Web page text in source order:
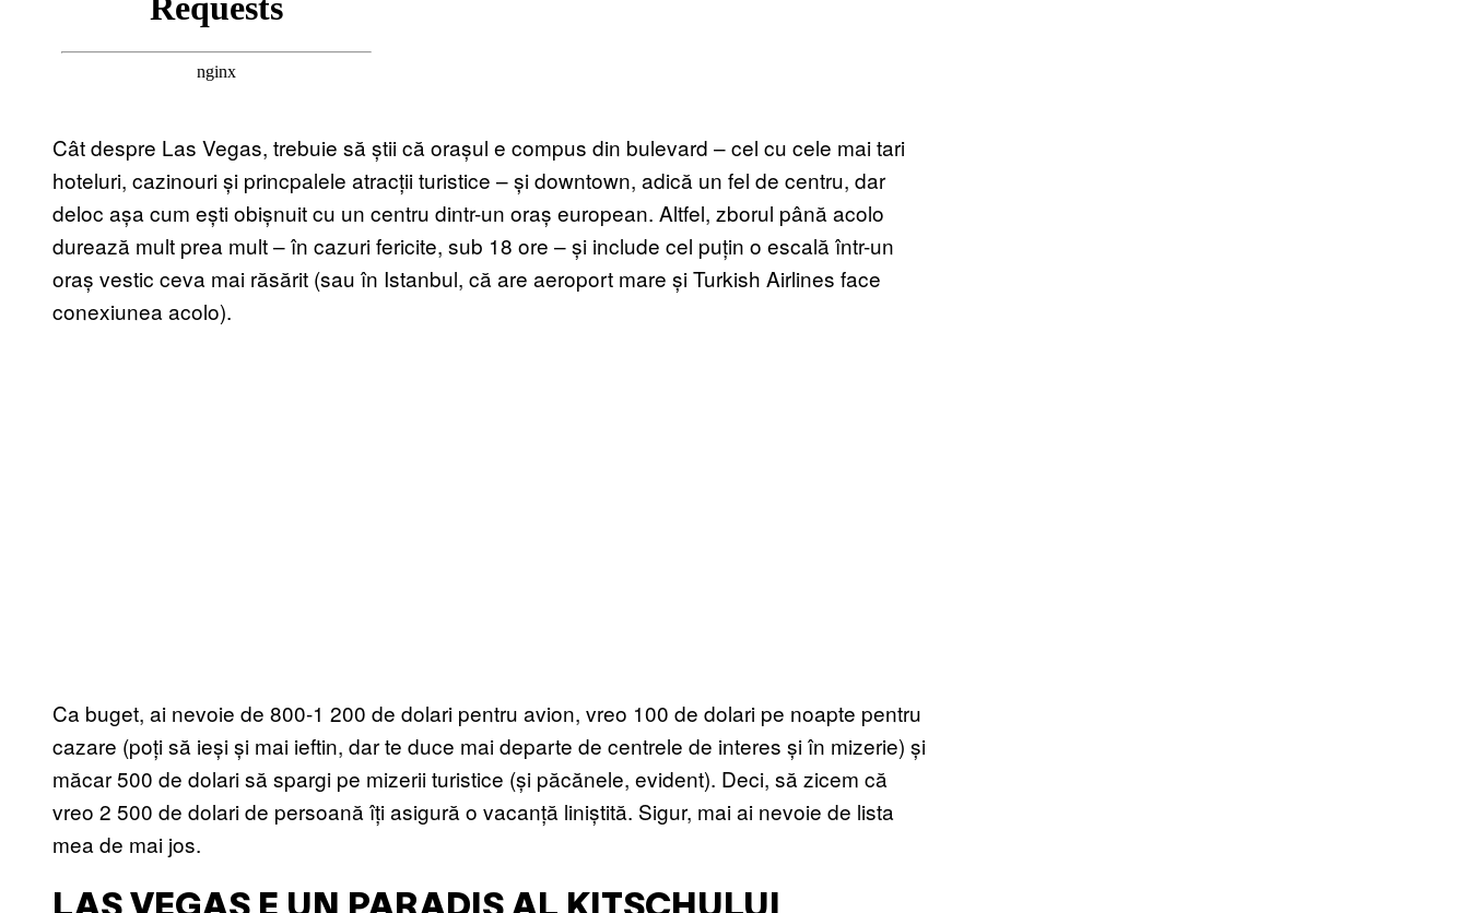
Cât despre Las Vegas, trebuie să știi că orașul e compus din bulevard – cel cu cele mai tari
hoteluri, cazinouri și princpalele atracții turistice – și downtown, adică un fel de centru, dar
deloc așa cum ești obișnuit cu un centru dintr-un oraș european. Altfel, zborul până acolo
durează mult prea mult – în cazuri fericite, sub 18 ore – și include cel puțin o escală într-un
oraș vestic ceva mai răsărit (sau în Istanbul, că are aeroport mare și Turkish Airlines face
conexiunea acolo).
Ca buget, ai nevoie de 800-1 200 de dolari pentru avion, vreo 100 de dolari pe noapte pentru
cazare (poți să ieși și mai ieftin, dar te duce mai departe de centrele de interes și în mizerie) și
măcar 500 de dolari să spargi pe mizerii turistice (și păcănele, evident). Deci, să zicem că
vreo 2 500 de dolari de persoană îți asigură o vacanță liniștită. Sigur, mai ai nevoie de lista
mea de mai jos.